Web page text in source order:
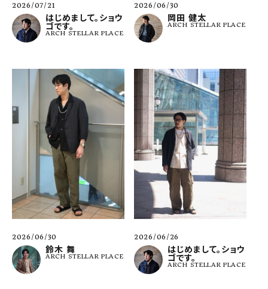
2026/07/21
はじめまして。ショウ
ゴです。
ARCH STELLAR PLACE
2026/06/30
岡田 健太
ARCH STELLAR PLACE
2026/06/30
鈴木 舞
ARCH STELLAR PLACE
2026/06/26
はじめまして。ショウ
ゴです。
ARCH STELLAR PLACE